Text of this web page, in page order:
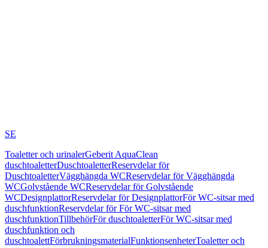
SE
Toaletter och urinalerGeberit AquaClean
duschtoaletterDuschtoaletterReservdelar för
DuschtoaletterVägghängda WCReservdelar för Vägghängda
WCGolvstående WCReservdelar för Golvstående
WCDesignplattorReservdelar för DesignplattorFör WC-sitsar med
duschfunktionReservdelar för För WC-sitsar med
duschfunktionTillbehörFör duschtoaletterFör WC-sitsar med
duschfunktion och
duschtoalettFörbrukningsmaterialFunktionsenheterToaletter och